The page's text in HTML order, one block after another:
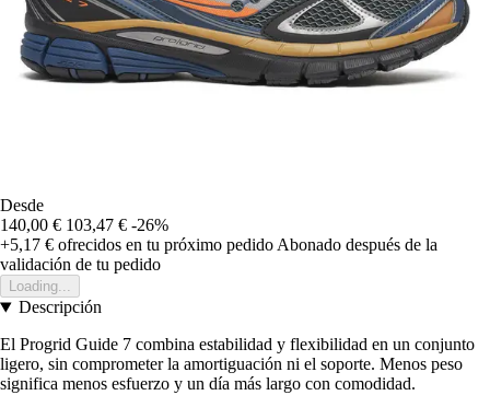
Desde
140,00 € 103,47 € -26%
+5,17 € ofrecidos en tu próximo pedido Abonado después de la
validación de tu pedido
Loading...
Descripción
El Progrid Guide 7 combina estabilidad y flexibilidad en un conjunto
ligero, sin comprometer la amortiguación ni el soporte. Menos peso
significa menos esfuerzo y un día más largo con comodidad.